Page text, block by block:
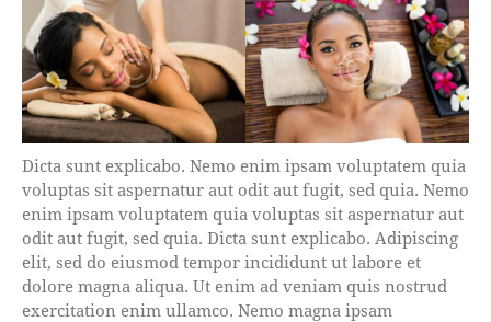
Dicta sunt explicabo. Nemo enim ipsam voluptatem quia
voluptas sit aspernatur aut odit aut fugit, sed quia. Nemo
enim ipsam voluptatem quia voluptas sit aspernatur aut
odit aut fugit, sed quia. Dicta sunt explicabo. Adipiscing
elit, sed do eiusmod tempor incididunt ut labore et
dolore magna aliqua. Ut enim ad veniam quis nostrud
exercitation enim ullamco. Nemo magna ipsam